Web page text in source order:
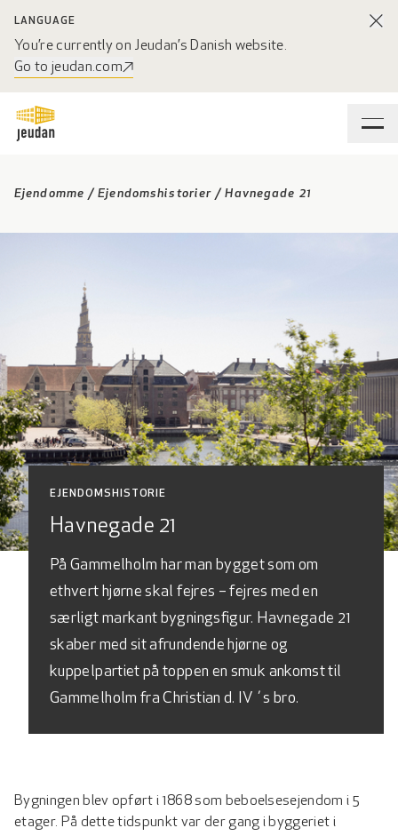
LANGUAGE
You’re currently on Jeudan’s Danish website.
Go to jeudan.com
Ejendomme / Ejendomshistorier / Havnegade 21
EJENDOMSHISTORIE
Havnegade 21
På Gammelholm har man bygget som om
ethvert hjørne skal fejres – fejres med en
særligt markant bygningsfigur. Havnegade 21
skaber med sit afrundende hjørne og
kuppelpartiet på toppen en smuk ankomst til
Gammelholm fra Christian d. IV´s bro.
Bygningen blev opført i 1868 som beboelsesejendom i 5
etager. På dette tidspunkt var der gang i byggeriet i